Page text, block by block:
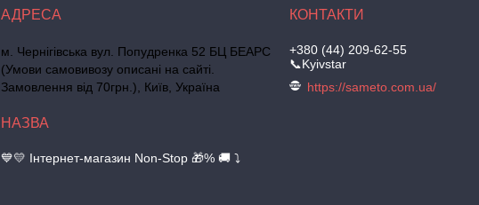
м. Чернігівська вул. Попудренка 52 БЦ БЕАРС
(Умови самовивозу описані на сайті.
Замовлення від 70грн.), Київ, Україна
💙💛 Інтернет-магазин Non-Stop 🎁% 🚚 ⤵
+380 (44) 209-62-55
📞Kyivstar
https://sameto.com.ua/